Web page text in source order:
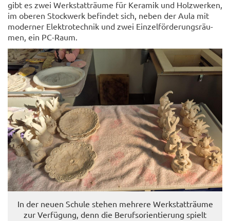
gibt es zwei Werk­statt­räu­me für Ke­ra­mik und Holz­wer­ken,
im obe­ren Stock­werk be­fin­det sich, neben der Aula mit
mo­der­ner Elek­tro­tech­nik und zwei Ein­zel­för­de­rungs­räu­
men, ein PC-​Raum.
In der neuen Schu­le ste­hen meh­re­re Werk­statt­räu­me
zur Ver­fü­gung, denn die Be­rufs­ori­en­tie­rung spielt